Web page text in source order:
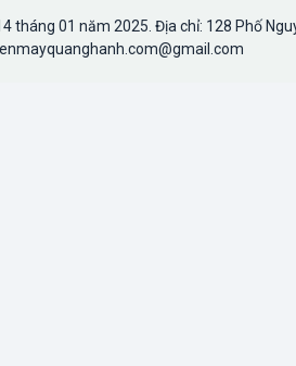
01 năm 2025. Địa chỉ: 128 Phố